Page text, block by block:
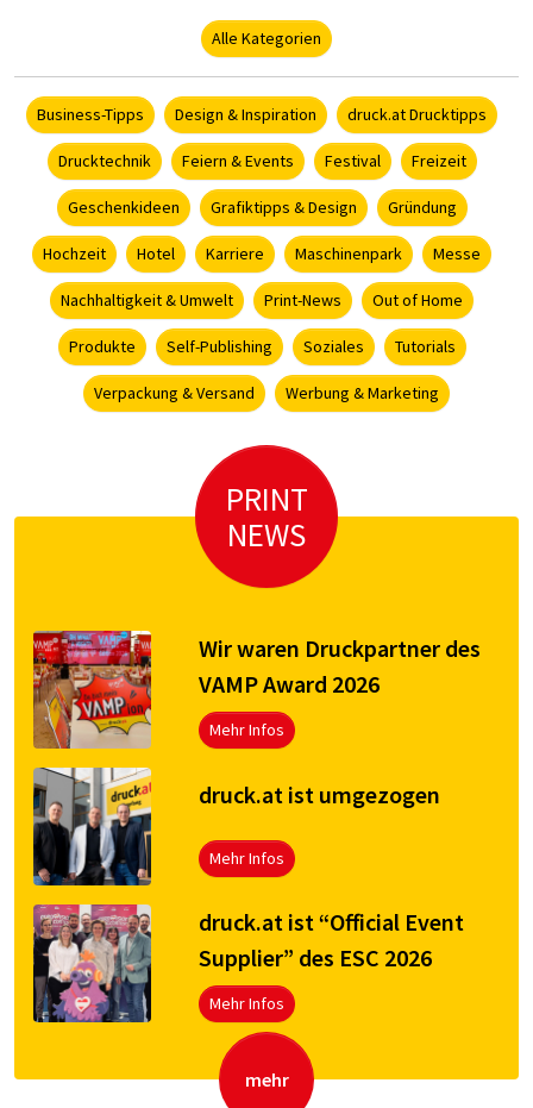
Alle Kategorien
Business-Tipps Design & Inspiration druck.at Drucktipps
Drucktechnik Feiern & Events Festival Freizeit
Geschenkideen Grafiktipps & Design Gründung
Hochzeit Hotel Karriere Maschinenpark Messe
Nachhaltigkeit & Umwelt Print-News Out of Home
Produkte Self-Publishing Soziales Tutorials
Verpackung & Versand Werbung & Marketing
PRINT
NEWS
Wir waren Druckpartner des
VAMP Award 2026
Mehr Infos
druck.at ist umgezogen
Mehr Infos
druck.at ist “Official Event
Supplier” des ESC 2026
Mehr Infos
mehr